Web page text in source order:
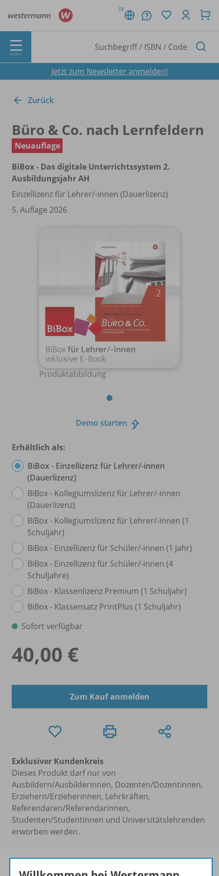
DE
MENÜ
Jetzt zum Newsletter anmelden!
Zurück
Büro & Co. nach Lernfeldern
Neuauflage
BiBox - Das digitale Unterrichtssystem 2.
Ausbildungsjahr AH
Einzellizenz für Lehrer/-innen (Dauerlizenz)
5. Auflage 2026
Produktabbildung
Demo starten
Erhältlich als:
BiBox - Einzellizenz für Lehrer/-innen
(Dauerlizenz)
BiBox - Kollegiumslizenz für Lehrer/-innen
(Dauerlizenz)
BiBox - Kollegiumslizenz für Lehrer/-innen (1
Schuljahr)
BiBox - Einzellizenz für Schüler/-innen (1 Jahr)
BiBox - Einzellizenz für Schüler/-innen (4
Schuljahre)
BiBox - Klassenlizenz Premium (1 Schuljahr)
BiBox - Klassensatz PrintPlus (1 Schuljahr)
Sofort verfügbar
40,00 €
Zum Kauf anmelden
Exklusiver Kundenkreis
Dieses Produkt darf nur von
Ausbildern/Ausbilderinnen, Dozenten/Dozentinnen,
Erziehern/Erzieherinnen, Lehrkräften,
Referendaren/Referendarinnen,
Studenten/Studentinnen und Universitätslehrenden
erworben werden.